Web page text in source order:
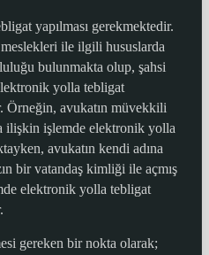
yapılması gerekmektedir.
ile ilgili hususlarda
bulunmakta olup, şahsi
yolla tebligat
Örneğin, avukatın müvekkili
ilişkin işlemde elektronik yolla
avukatın kendi adına
bir vatandaş kimliği ile açmış
elektronik yolla tebligat
gereken bir nokta olarak;